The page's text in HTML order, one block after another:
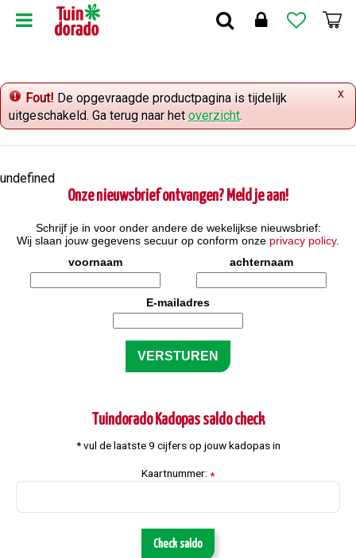
r
o
n
e
x
Fout! De opgevraagde productpagina is tijdelijk
uitgeschakeld. Ga terug naar hetoverzicht.
undefined
Onze nieuwsbrief ontvangen? Meld je aan!
Schrijf je in voor onder andere de wekelijkse nieuwsbrief:
Wij slaan jouw gegevens secuur op conform onze privacy policy.
voornaam
achternaam
E-mailadres
Tuindorado Kadopas saldo check
* vul de laatste 9 cijfers op jouw kadopas in
Kaartnummer: *
Check saldo